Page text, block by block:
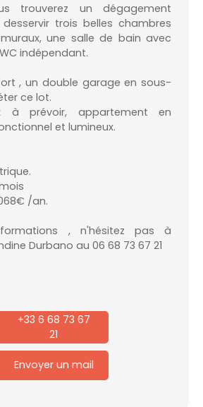
trouverez un dégagement
trois belles chambres
une salle de bain avec
indépendant.
, un double garage en sous-
ce lot.
à prévoir, appartement en
et lumineux.
/an.
, n'hésitez pas à
Durbano au 06 68 73 67 21
+33 6 68 73 67
21
Envoyer un mail